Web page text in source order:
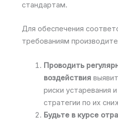
стандартам.
Для обеспечения
требованиям
Проводить
воздействия
риски устаревания
стратегии по их
Будьте в курсе